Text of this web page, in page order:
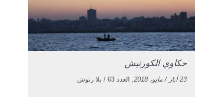
حكاوي الكورنيش
23 آيار / مايو، 2018 , العدد 63 / بلا رتوش